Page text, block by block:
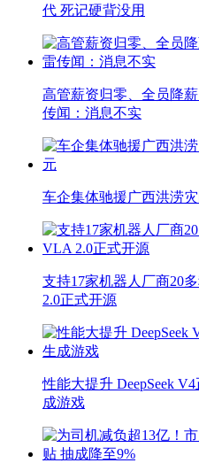
代 死记硬背没用
高管薪资归零、全员降
传闻：消息不实
车企集体驰援广西洪涝
支持17家机器人厂商20
2.0正式开源
性能大提升 DeepSeek
成游戏